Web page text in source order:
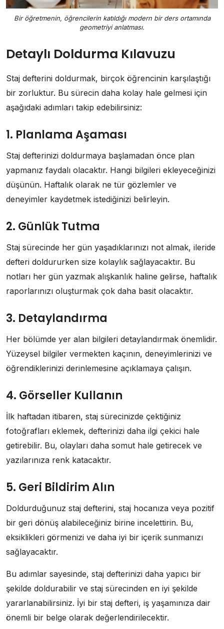
Bir öğretmenin, öğrencilerin katıldığı modern bir ders ortamında
geometriyi anlatması.
Detaylı Doldurma Kılavuzu
Staj defterini doldurmak, birçok öğrencinin karşılaştığı
bir zorluktur. Bu sürecin daha kolay hale gelmesi için
aşağıdaki adımları takip edebilirsiniz:
1. Planlama Aşaması
Staj defterinizi doldurmaya başlamadan önce plan
yapmanız faydalı olacaktır. Hangi bilgileri ekleyeceğinizi
düşünün. Haftalık olarak ne tür gözlemler ve
deneyimler kaydetmek istediğinizi belirleyin.
2. Günlük Tutma
Staj sürecinde her gün yaşadıklarınızı not almak, ileride
defteri doldururken size kolaylık sağlayacaktır. Bu
notları her gün yazmak alışkanlık haline gelirse, haftalık
raporlarınızı oluşturmak çok daha basit olacaktır.
3. Detaylandırma
Her bölümde yer alan bilgileri detaylandırmak önemlidir.
Yüzeysel bilgiler vermekten kaçının, deneyimlerinizi ve
öğrendiklerinizi derinlemesine açıklamaya çalışın.
4. Görseller Kullanın
İlk haftadan itibaren, staj sürecinizde çektiğiniz
fotoğrafları eklemek, defterinizi daha ilgi çekici hale
getirebilir. Bu, olayları daha somut hale getirecek ve
yazılarınıza renk katacaktır.
5. Geri Bildirim Alın
Doldurduğunuz staj defterini, staj hocanıza veya pozitif
bir geri dönüş alabileceğiniz birine incelettirin. Bu,
eksiklikleri görmenizi ve daha iyi bir içerik sunmanızı
sağlayacaktır.
Bu adımlar sayesinde, staj defterinizi daha yapıcı bir
şekilde doldurabilir ve staj sürecinden en iyi şekilde
yararlanabilirsiniz. İyi bir staj defteri, iş yaşamınıza dair
önemli bir belge olarak değerlendirilecektir.